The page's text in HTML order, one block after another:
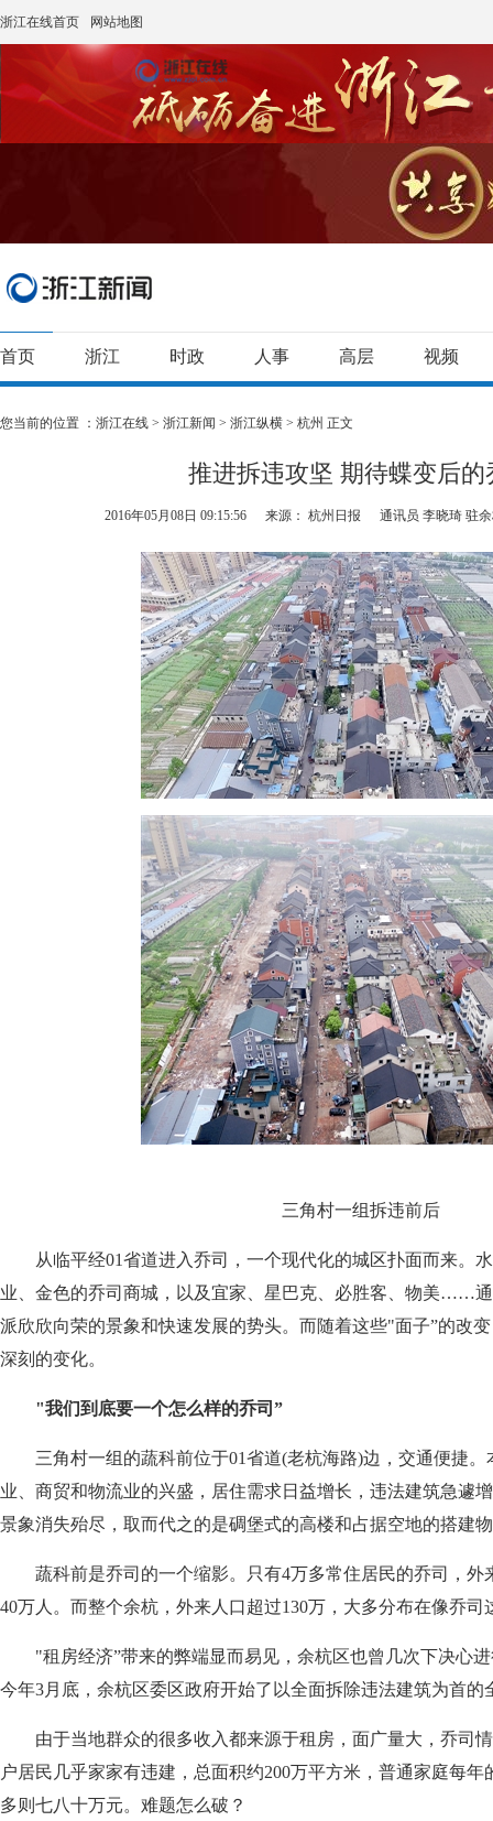
浙江在线首页 网站地图
首页 浙江 时政 人事 高层 视频
您当前的位置 ： 浙江在线 > 浙江新闻 > 浙江纵横 > 杭州 正文
推进拆违攻坚 期待蝶变后的
2016年05月08日 09:15:56 来源： 杭州日报 通讯员 李晓琦 驻
三角村一组拆违前后
从临平经01省道进入乔司，一个现代化的城区扑面而来。
业、金色的乔司商城，以及宜家、星巴克、必胜客、物美……
派欣欣向荣的景象和快速发展的势头。而随着这些"面子”的改
深刻的变化。
"我们到底要一个怎么样的乔司”
三角村一组的蔬科前位于01省道(老杭海路)边，交通便捷。
业、商贸和物流业的兴盛，居住需求日益增长，违法建筑急遽
景象消失殆尽，取而代之的是碉堡式的高楼和占据空地的搭建
蔬科前是乔司的一个缩影。只有4万多常住居民的乔司，外
40万人。而整个余杭，外来人口超过130万，大多分布在像乔
"租房经济”带来的弊端显而易见，余杭区也曾几次下决心进
今年3月底，余杭区委区政府开始了以全面拆除违法建筑为首的
由于当地群众的很多收入都来源于租房，面广量大，乔司
户居民几乎家家有违建，总面积约200万平方米，普通家庭每
多则七八十万元。难题怎么破？